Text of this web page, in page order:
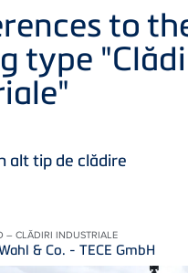
to
type
alt tip de clădire
– CLĂDIRI INDUSTRIALE
& Co. - TECE GmbH